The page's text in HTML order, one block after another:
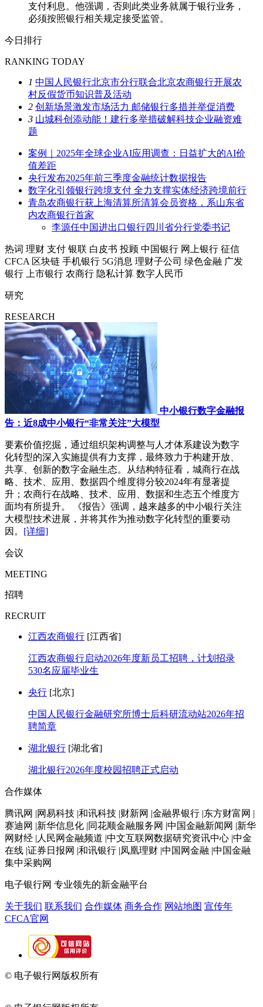
支付利息。他强调，否则此类业务就属于银行业务，
必须按照银行相关规定接受监管。
今日排行
RANKING TODAY
1 中国人民银行北京市分行联合北京农商银行开展农
村反假货币知识普及活动
2 创新场景激发市场活力 邮储银行多措并举促消费
3 山城科创添动能！建行多举措破解科技企业融资难
题
案例｜2025年全球企业AI应用调查：日益扩大的AI价
值差距
央行发布2025年前三季度金融统计数据报告
数字化引领银行跨境支付 全力支撑实体经济跨境前行
青岛农商银行获上海清算所清算会员资格，系山东省
内农商银行首家
李源任中国进出口银行四川省分行党委书记
热词 理财 支付 银联 白皮书 投顾 中国银行 网上银行 征信
CFCA 区块链 手机银行 5G消息 理财子公司 绿色金融 广发
银行
上市银行 农商行 隐私计算 数字人民币
研究
RESEARCH
中小银行数字金融报
告：近8成中小银行“非常关注”大模型
要素价值挖掘，通过组织架构调整与人才体系建设为数字
化转型的深入实施提供有力支撑，最终致力于构建开放、
共享、创新的数字金融生态。从结构特征看，城商行在战
略、技术、应用、数据四个维度得分较2024年有显著提
升；农商行在战略、技术、应用、数据和生态五个维度方
面均有所提升。 《报告》强调，越来越多的中小银行关注
大模型技术进展，并将其作为推动数字化转型的重要动
因。 [详细]
会议
MEETING
招聘
RECRUIT
江西农商银行 [江西省]
江西农商银行启动2026年度新员工招聘，计划招录
530名应届毕业生
央行 [北京]
中国人民银行金融研究所博士后科研流动站2026年招
聘简章
湖北银行 [湖北省]
湖北银行2026年度校园招聘正式启动
合作媒体
腾讯网 |网易科技 |和讯科技 |财新网 |金融界银行 |东方财富网 |
赛迪网 |新华信息化 |同花顺金融服务网 |中国金融新闻网 |新华
网财经 |人民网金融频道 |中文互联网数据研究资讯中心 |中金
在线 |证券日报网 |和讯银行 |凤凰理财 |中国网金融 |中国金融
集中采购网
电子银行网 专业领先的新金融平台
关于我们 联系我们 合作媒体 商务合作 网站地图 宣传年
CFCA官网
© 电子银行网版权所有